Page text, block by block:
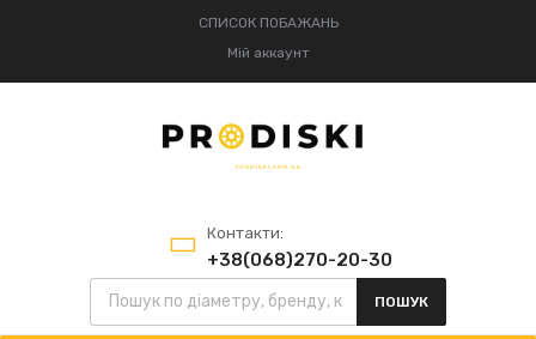
СПИСОК ПОБАЖАНЬ
Мій аккаунт
Контакти:
+38(068)270-20-30
+38(095)834-52-75
Пошук товарів
ПОШУК